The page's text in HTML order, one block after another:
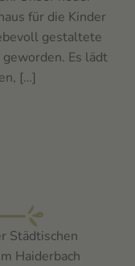
für die Kinder
gestaltete
Es lädt
[…]
Städtischen
Haiderbach